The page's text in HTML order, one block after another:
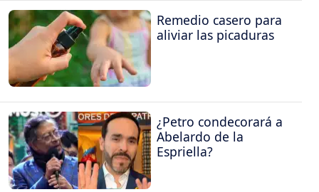
Remedio casero para
aliviar las picaduras
¿Petro condecorará a
Abelardo de la
Espriella?